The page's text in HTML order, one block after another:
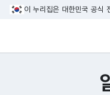
이 누리집은 대한민국 공식
방송미디어